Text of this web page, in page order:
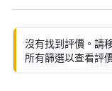
沒有找到評價。請
所有篩選以查看評